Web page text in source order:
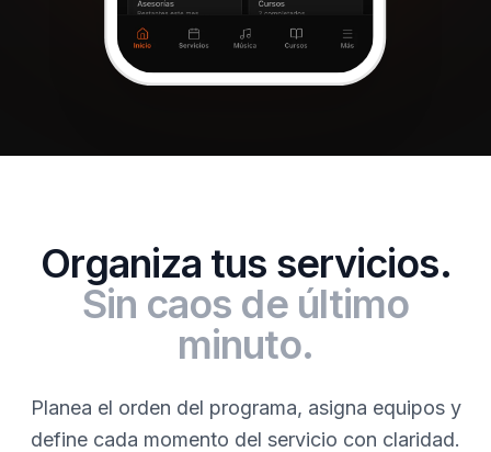
Organiza tus servicios.
Sin caos de último
minuto.
Planea el orden del programa, asigna equipos y
define cada momento del servicio con claridad.